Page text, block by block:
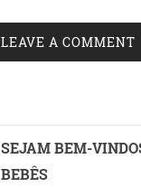
LEAVE A COMMENT
SEJAM BEM-
BEBÊS